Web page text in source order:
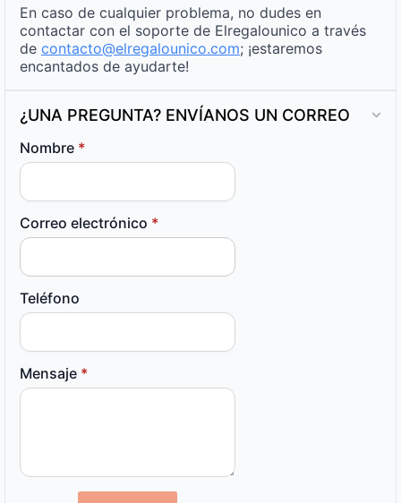
En caso de cualquier problema, no dudes en
contactar con el soporte de Elregalounico a través
de contacto@elregalounico.com; ¡estaremos
encantados de ayudarte!
¿UNA PREGUNTA? ENVÍANOS UN CORREO
Nombre *
Correo electrónico *
Teléfono
Mensaje *